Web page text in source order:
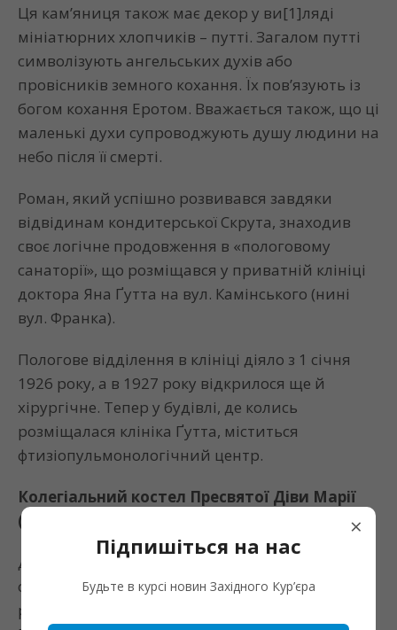
Ця кам’яниця також має декор у ви[1]ляді
мініатюрних хлопчиків – путті. Загалом путті
символізують ангельських духів або
провісників земного кохання. Їх пов’язують із
богом кохання Еротом. Вважається також, що ці
маленькі духи супроводжують душу людини на
небо після її смерті.
Роман, який успішно розвивався завдяки
відвідинам кондитерської Скрута, знаходив
своє логічне продовження в «пологовому
санаторії», що розміщався у приватній клініці
доктора Яна Ґутта на вул. Камінського (нині
вул. Франка).
Пологове відділення в клініці діяло з 1 січня
1926 року, а в 1927 року відкрилося ще й
хірургічне. Тепер у будівлі, де колись
розміщалася клініка Ґутта, міститься
фтизіопульмонологічний центр.
Колегіальний костел Пресвятої Діви Марії
(майдан Шептицького, 8)
До романтичних будівель можна зарахувати й
сучасний Музей мистецтв Прикарпаття,
раніше колегіальний костел Пресвятої Діви
×
Підпишіться на нас
Будьте в курсі новин Західного Кур’єра